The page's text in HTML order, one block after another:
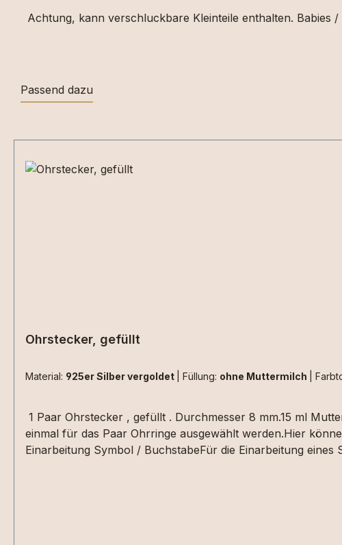
Achtung, kann verschluckbare Kleinteile enthalten. Babies
Passend dazu
Ohrstecker, gefüllt
Material: 925er Silber vergoldet Füllung: ohne Muttermilch
1 Paar Ohrstecker , gefüllt . Durchmesser 8 mm.15 ml
einmal für das Paar Ohrringe ausgewählt werden.Hier
Einarbeitung Symbol / BuchstabeFür die Einarbeitung